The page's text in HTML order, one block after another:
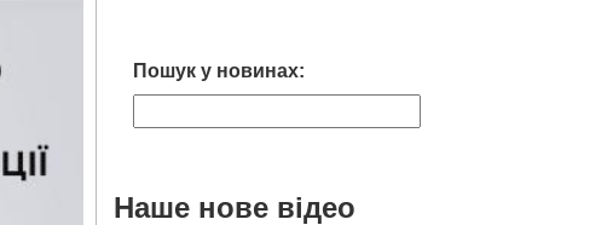
Пошук у новинах:
Наше нове відео